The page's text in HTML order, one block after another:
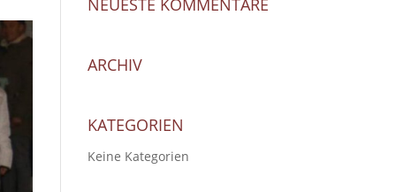
ARCHIV
KATEGORIEN
Keine Kategorien